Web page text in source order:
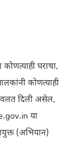
घराचा,
कोणत्याही
दिली असेल,
या
(अभियान)